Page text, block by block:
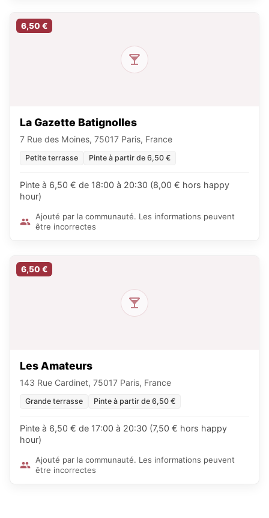
6,50 €
La Gazette Batignolles
7 Rue des Moines, 75017 Paris, France
Petite terrasse Pinte à partir de 6,50 €
Pinte à 6,50 € de 18:00 à 20:30 (8,00 € hors happy
hour)
Ajouté par la communauté. Les informations peuvent
être incorrectes
6,50 €
Les Amateurs
143 Rue Cardinet, 75017 Paris, France
Grande terrasse Pinte à partir de 6,50 €
Pinte à 6,50 € de 17:00 à 20:30 (7,50 € hors happy
hour)
Ajouté par la communauté. Les informations peuvent
être incorrectes